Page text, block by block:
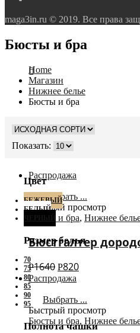
maga3in.ru © 2019. Все права
Бюсты и бра
Home
Магазин
Нижнее белье
Бюсты и бра
Цвет
БЕЖЕВЫЙ
БЕЛЫЙ
Размер белья
70
75
80
85
90
95
Полнота чашки
Показать:
Распродажа
Выбрать ...
Быстрый просмотр
Бюсты и бра, Нижнее
Бюстгалтер
Р1640 Р820
Распродажа
Выбрать ...
Быстрый просмотр
Бюсты и бра, Нижнее